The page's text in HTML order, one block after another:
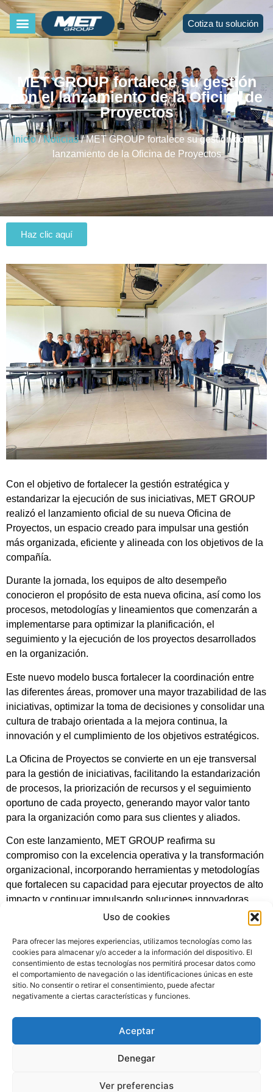
Uso de cookies
Para ofrecer las mejores experiencias, utilizamos tecnologías como las
cookies para almacenar y/o acceder a la información del dispositivo. El
consentimiento de estas tecnologías nos permitirá procesar datos como
el comportamiento de navegación o las identificaciones únicas en este
sitio. No consentir o retirar el consentimiento, puede afectar
negativamente a ciertas características y funciones.
Aceptar
Denegar
Ver preferencias
Cotiza tu solución
MET GROUP fortalece su gestión
con el lanzamiento de la Oficina de
Proyectos
Inicio/Noticias/ MET GROUP fortalece su gestión con el
lanzamiento de la Oficina de Proyectos
Haz clic aquí
Con el objetivo de fortalecer la gestión estratégica y
estandarizar la ejecución de sus iniciativas, MET GROUP
realizó el lanzamiento oficial de su nueva Oficina de
Proyectos, un espacio creado para impulsar una gestión
más organizada, eficiente y alineada con los objetivos de la
compañía.
Durante la jornada, los equipos de alto desempeño
conocieron el propósito de esta nueva oficina, así como los
procesos, metodologías y lineamientos que comenzarán a
implementarse para optimizar la planificación, el
seguimiento y la ejecución de los proyectos desarrollados
en la organización.
Este nuevo modelo busca fortalecer la coordinación entre
las diferentes áreas, promover una mayor trazabilidad de las
iniciativas, optimizar la toma de decisiones y consolidar una
cultura de trabajo orientada a la mejora continua, la
innovación y el cumplimiento de los objetivos estratégicos.
La Oficina de Proyectos se convierte en un eje transversal
para la gestión de iniciativas, facilitando la estandarización
de procesos, la priorización de recursos y el seguimiento
oportuno de cada proyecto, generando mayor valor tanto
para la organización como para sus clientes y aliados.
Con este lanzamiento, MET GROUP reafirma su
compromiso con la excelencia operativa y la transformación
organizacional, incorporando herramientas y metodologías
que fortalecen su capacidad para ejecutar proyectos de alto
impacto y continuar impulsando soluciones innovadoras
Términos y Condiciones